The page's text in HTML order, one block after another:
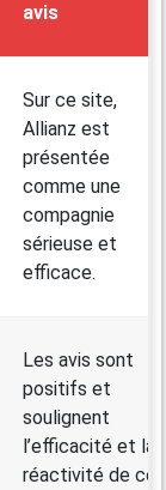
avis
Sur ce site,
Allianz est
présentée
comme une
compagnie
sérieuse et
efficace.
Les avis sont
positifs et
soulignent
l’efficacité et la
réactivité de cet